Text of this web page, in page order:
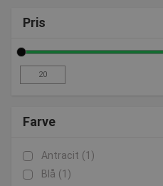
Pris
Farve
Antracit (1)
Blå (1)